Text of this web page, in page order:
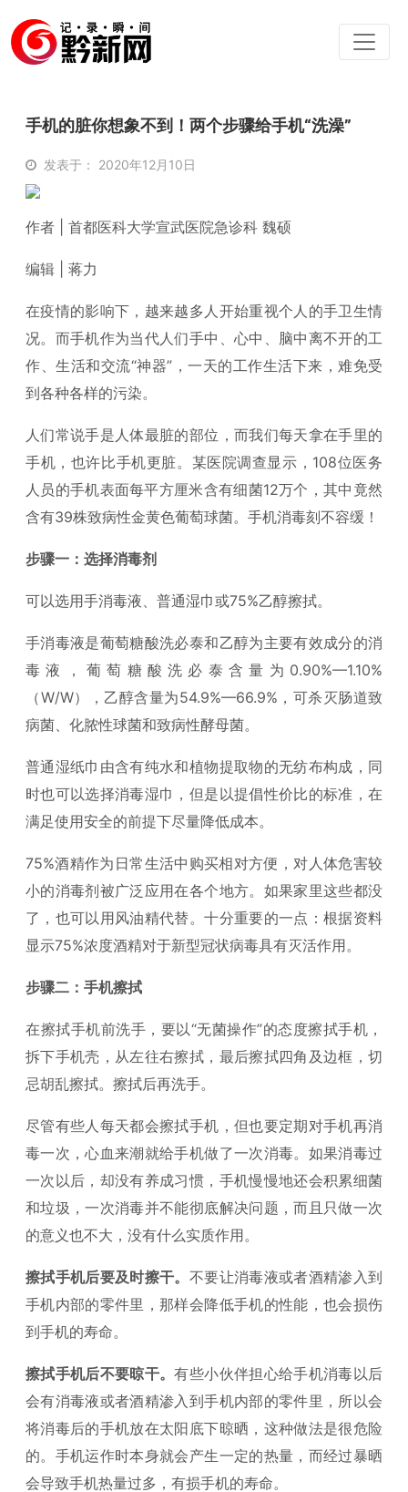
手机的脏你想象不到！两个步骤给手机“洗澡”
发表于： 2020年12月10日
作者 | 首都医科大学宣武医院急诊科 魏硕
编辑 | 蒋力
在疫情的影响下，越来越多人开始重视个人的手卫生情
况。而手机作为当代人们手中、心中、脑中离不开的工
作、生活和交流“神器”，一天的工作生活下来，难免受
到各种各样的污染。
人们常说手是人体最脏的部位，而我们每天拿在手里的
手机，也许比手机更脏。某医院调查显示，108位医务
人员的手机表面每平方厘米含有细菌12万个，其中竟然
含有39株致病性金黄色葡萄球菌。手机消毒刻不容缓！
步骤一：选择消毒剂
可以选用手消毒液、普通湿巾或75%乙醇擦拭。
手消毒液是葡萄糖酸洗必泰和乙醇为主要有效成分的消
毒液，葡萄糖酸洗必泰含量为0.90%—1.10%
（W/W），乙醇含量为54.9%—66.9%，可杀灭肠道致
病菌、化脓性球菌和致病性酵母菌。
普通湿纸巾由含有纯水和植物提取物的无纺布构成，同
时也可以选择消毒湿巾，但是以提倡性价比的标准，在
满足使用安全的前提下尽量降低成本。
75%酒精作为日常生活中购买相对方便，对人体危害较
小的消毒剂被广泛应用在各个地方。如果家里这些都没
了，也可以用风油精代替。十分重要的一点：根据资料
显示75%浓度酒精对于新型冠状病毒具有灭活作用。
步骤二：手机擦拭
在擦拭手机前洗手，要以“无菌操作”的态度擦拭手机，
拆下手机壳，从左往右擦拭，最后擦拭四角及边框，切
忌胡乱擦拭。擦拭后再洗手。
尽管有些人每天都会擦拭手机，但也要定期对手机再消
毒一次，心血来潮就给手机做了一次消毒。如果消毒过
一次以后，却没有养成习惯，手机慢慢地还会积累细菌
和垃圾，一次消毒并不能彻底解决问题，而且只做一次
的意义也不大，没有什么实质作用。
擦拭手机后要及时擦干。 不要让消毒液或者酒精渗入到
手机内部的零件里，那样会降低手机的性能，也会损伤
到手机的寿命。
擦拭手机后不要晾干。有些小伙伴担心给手机消毒以后
会有消毒液或者酒精渗入到手机内部的零件里，所以会
将消毒后的手机放在太阳底下晾晒，这种做法是很危险
的。手机运作时本身就会产生一定的热量，而经过暴晒
会导致手机热量过多，有损手机的寿命。